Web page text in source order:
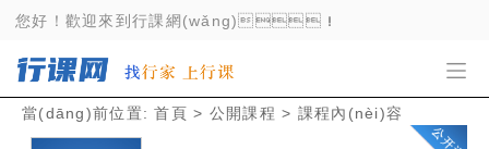
亚洲精品91_91欧美日韩_免费av观看_免费观
_亚欧天堂
您好！歡迎來到行課網(wǎng)！
當(dāng)前位置:首頁 > 公開課程 > 課程內(nèi)容